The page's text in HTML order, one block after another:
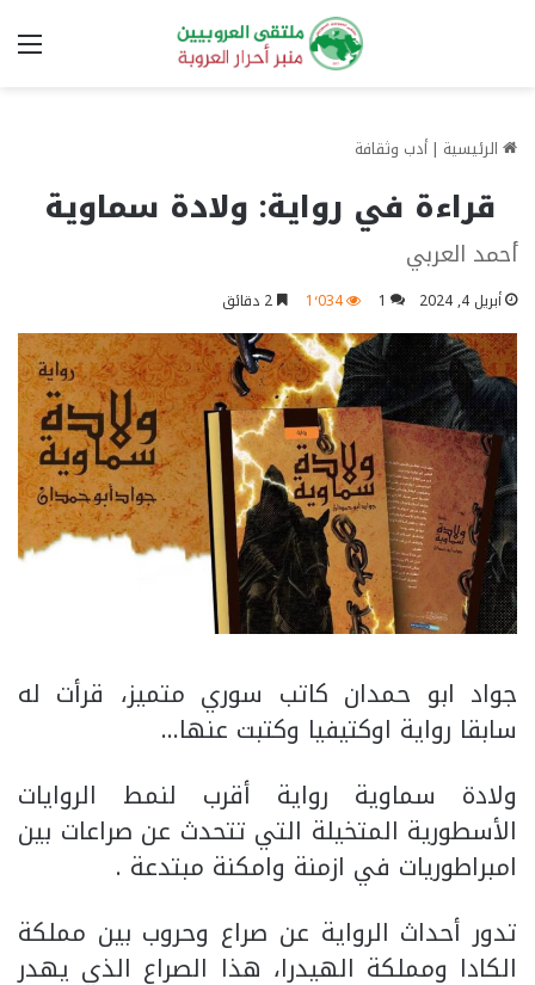
الرئيسية | أدب وثقافة
قراءة في رواية: ولادة سماوية
أحمد العربي
أبريل 4, 2024 1 1٬034
جواد ابو حمدان كاتب سوري متميز، قرأت له
سابقا رواية اوكتيفيا وكتبت عنها…
ولادة سماوية رواية أقرب لنمط الروايات
الأسطورية المتخيلة التي تتحدث عن صراعات بين
امبراطوريات في ازمنة وامكنة مبتدعة .
تدور أحداث الرواية عن صراع وحروب بين مملكة
الكادا ومملكة الهيدرا، هذا الصراع الذي يهدر